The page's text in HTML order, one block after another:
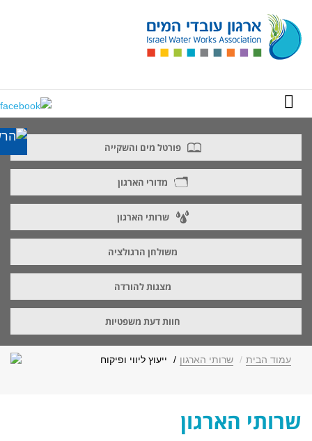
פורטל מים והשקייה
מדורי הארגון
שרותי הארגון
משולחן הרגולציה
מצגות להורדה
חוות דעת משפטיות
עמוד הבית שרותי הארגון ייעוץ ליווי ופיקוח
שרותי הארגון